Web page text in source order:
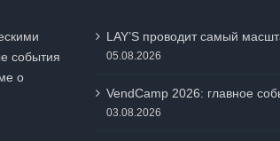
события
о
LAY’S проводит самый
05.08.2026
VendCamp 2026: главное
03.08.2026